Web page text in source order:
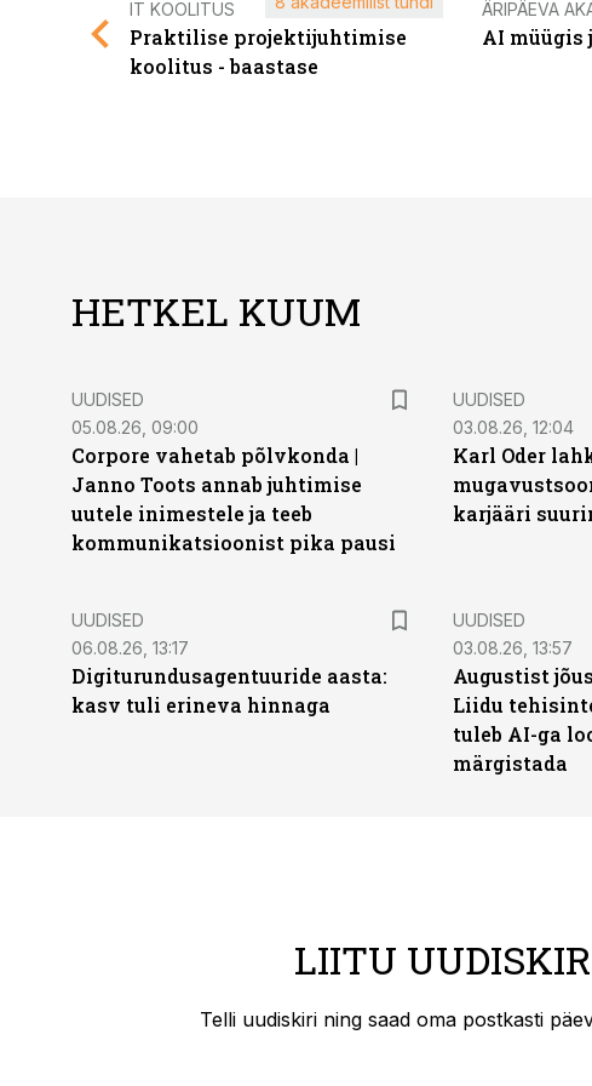
IT KOOLITUS
Praktilise projektijuhtimise
koolitus - baastase
ÄRIPÄEVA
AI müügis
HETKEL KUUM
UUDISED
05.08.26, 09:00
Corpore vahetab põlvkonda |
Janno Toots annab juhtimise
uutele inimestele ja teeb
kommunikatsioonist pika pausi
UUDISED
03.08.26, 12:04
Karl Oder
karjääri
UUDISED
06.08.26, 13:17
Digiturundusagentuuride aasta:
kasv tuli erineva hinnaga
UUDISED
03.08.26, 13:57
Augustist
Liidu
tuleb AI-ga
märgistada
LIITU
Telli uudiskiri ning saad oma postkasti